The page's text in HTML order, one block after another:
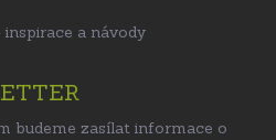
a návody
budeme zasílat informace o